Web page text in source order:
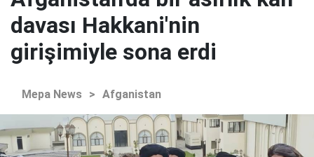
davası Hakkani'nin
girişimiyle sona erdi
Mepa News > Afganistan